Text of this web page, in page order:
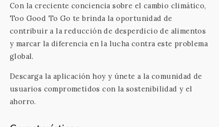
Con la creciente conciencia sobre el cambio climático,
Too Good To Go te brinda la oportunidad de
contribuir a la reducción de desperdicio de alimentos
y marcar la diferencia en la lucha contra este problema
global.
Descarga la aplicación hoy y únete a la comunidad de
usuarios comprometidos con la sostenibilidad y el
ahorro.